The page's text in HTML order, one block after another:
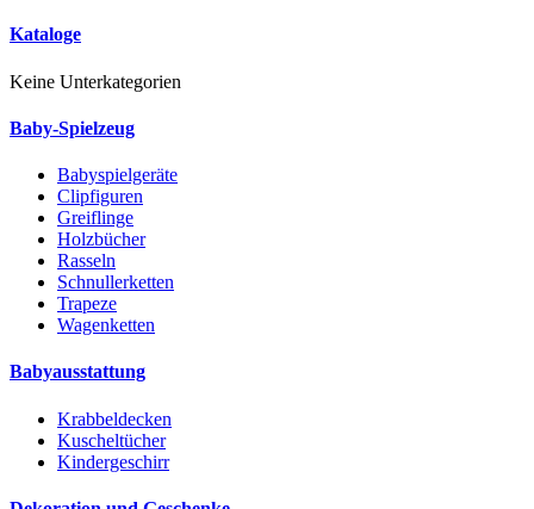
Kataloge
Keine Unterkategorien
Baby-Spielzeug
Babyspielgeräte
Clipfiguren
Greiflinge
Holzbücher
Rasseln
Schnullerketten
Trapeze
Wagenketten
Babyausstattung
Krabbeldecken
Kuscheltücher
Kindergeschirr